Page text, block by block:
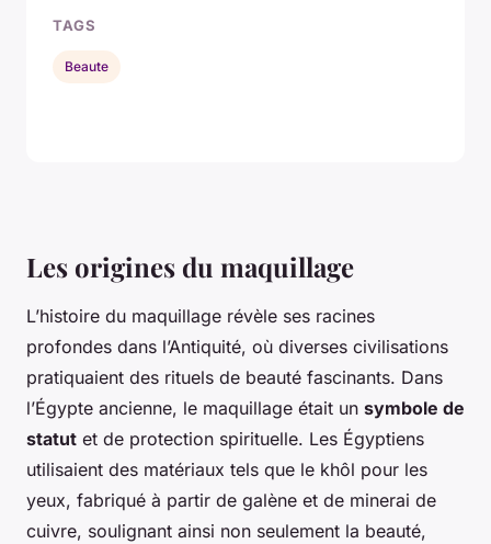
Les origines du maquillage
L’histoire du maquillage révèle ses racines
profondes dans l’Antiquité, où diverses civilisations
pratiquaient des rituels de beauté fascinants. Dans
l’Égypte ancienne, le maquillage était un symbole de
statut et de protection spirituelle. Les Égyptiens
utilisaient des matériaux tels que le khôl pour les
yeux, fabriqué à partir de galène et de minerai de
cuivre, soulignant ainsi non seulement la beauté,
TAGS
Beaute